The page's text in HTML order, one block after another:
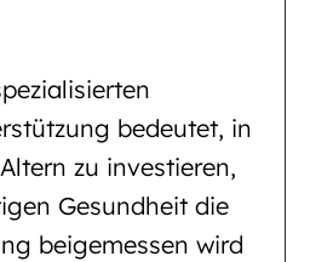
bedeutet, in
zu investieren,
Gesundheit die
beigemessen wird